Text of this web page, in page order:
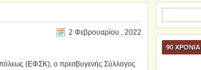
2 Φεβρουαρίου , 2022
(ΕΦΣΚ), ο πρεσβυγενής Σύλλογος
για:
90 ΧΡΟΝΙΑ